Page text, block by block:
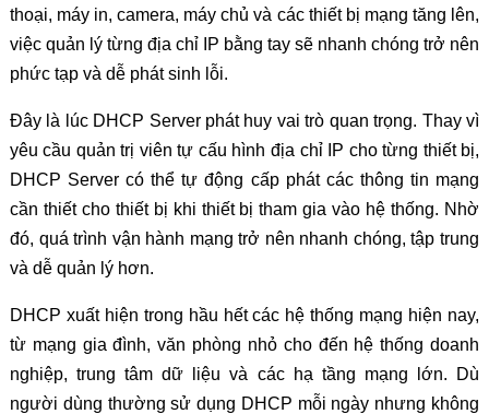
thoại, máy in, camera, máy chủ và các thiết bị mạng tăng lên,
việc quản lý từng địa chỉ IP bằng tay sẽ nhanh chóng trở nên
phức tạp và dễ phát sinh lỗi.
Đây là lúc DHCP Server phát huy vai trò quan trọng. Thay vì
yêu cầu quản trị viên tự cấu hình địa chỉ IP cho từng thiết bị,
DHCP Server có thể tự động cấp phát các thông tin mạng
cần thiết cho thiết bị khi thiết bị tham gia vào hệ thống. Nhờ
đó, quá trình vận hành mạng trở nên nhanh chóng, tập trung
và dễ quản lý hơn.
DHCP xuất hiện trong hầu hết các hệ thống mạng hiện nay,
từ mạng gia đình, văn phòng nhỏ cho đến hệ thống doanh
nghiệp, trung tâm dữ liệu và các hạ tầng mạng lớn. Dù
người dùng thường sử dụng DHCP mỗi ngày nhưng không